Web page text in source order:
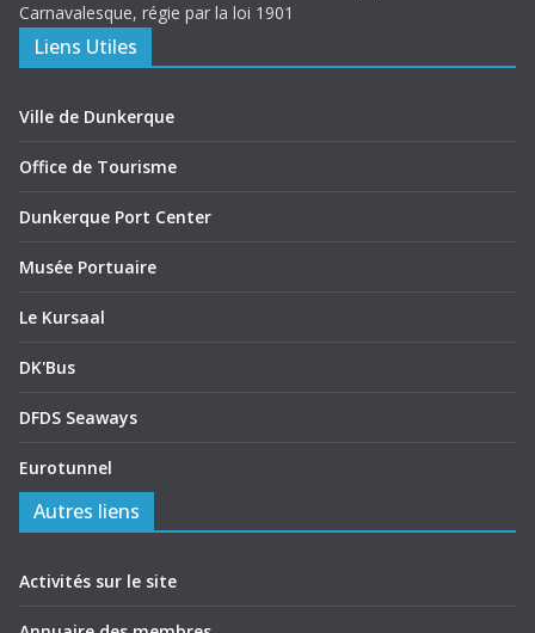
Carnavalesque, régie par la loi 1901
Liens Utiles
Ville de Dunkerque
Office de Tourisme
Dunkerque Port Center
Musée Portuaire
Le Kursaal
DK'Bus
DFDS Seaways
Eurotunnel
Autres liens
Activités sur le site